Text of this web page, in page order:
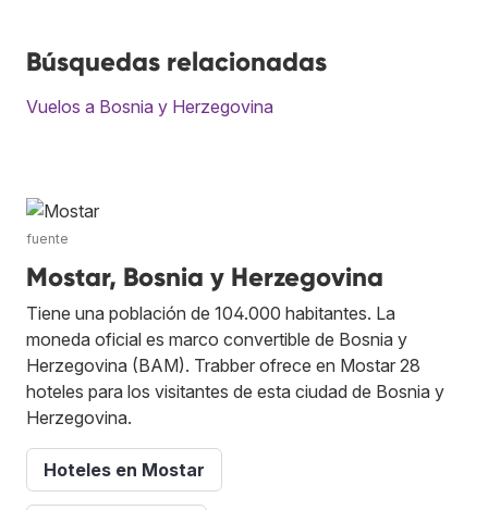
Búsquedas relacionadas
Vuelos a Bosnia y Herzegovina
fuente
Mostar, Bosnia y Herzegovina
Tiene una población de 104.000 habitantes. La
moneda oficial es marco convertible de Bosnia y
Herzegovina (BAM). Trabber ofrece en Mostar 28
hoteles para los visitantes de esta ciudad de Bosnia y
Herzegovina.
Hoteles en Mostar